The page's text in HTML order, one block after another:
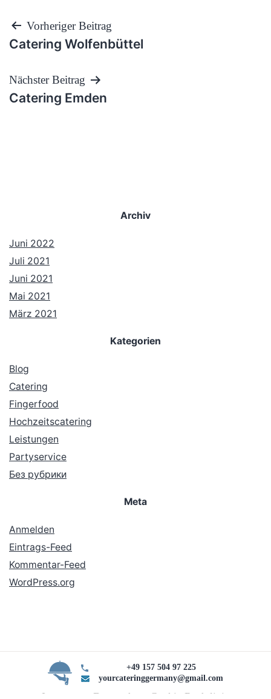
Beitragsnavigation
Vorheriger Beitrag
Catering Wolfenbüttel
Nächster Beitrag
Catering Emden
Archiv
Juni 2022
Juli 2021
Juni 2021
Mai 2021
März 2021
Kategorien
Blog
Catering
Fingerfood
Hochzeitscatering
Leistungen
Partyservice
Без рубрики
Meta
Anmelden
Eintrags-Feed
Kommentar-Feed
WordPress.org
+49 157 504 97 225
yourcateringgermany@gmail.com
Impressum Datenschutz Cookie Rechtlinie